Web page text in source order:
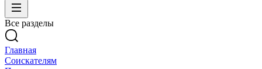
Все разделы
Главная
Соискателям